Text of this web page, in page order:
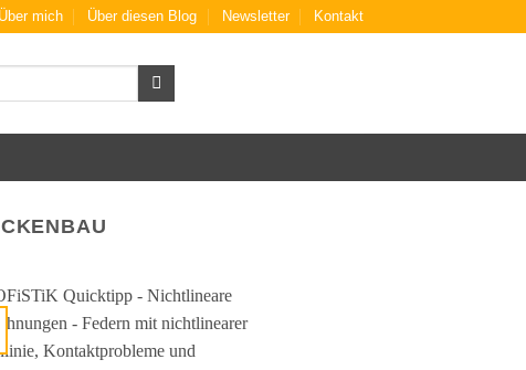
Über mich Über diesen Blog Newsletter Kontakt